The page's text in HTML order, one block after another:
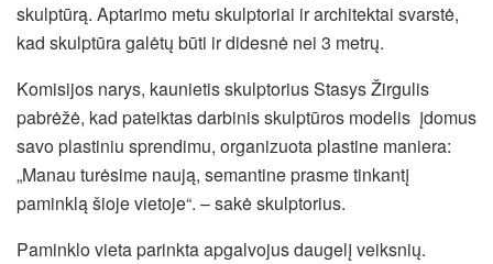
skulptūrą. Aptarimo metu skulptoriai ir architektai svarstė,
kad skulptūra galėtų būti ir didesnė nei 3 metrų.
Komisijos narys, kaunietis skulptorius Stasys Žirgulis
pabrėžė, kad pateiktas darbinis skulptūros modelis įdomus
savo plastiniu sprendimu, organizuota plastine maniera:
„Manau turėsime naują, semantine prasme tinkantį
paminklą šioje vietoje“. – sakė skulptorius.
Paminklo vieta parinkta apgalvojus daugelį veiksnių.